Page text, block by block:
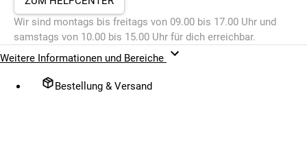
Wir sind montags bis freitags von 09.00 bis 17.00 Uhr und
samstags von 10.00 bis 15.00 Uhr für dich erreichbar.
Weitere Informationen und Bereiche
Bestellung & Versand